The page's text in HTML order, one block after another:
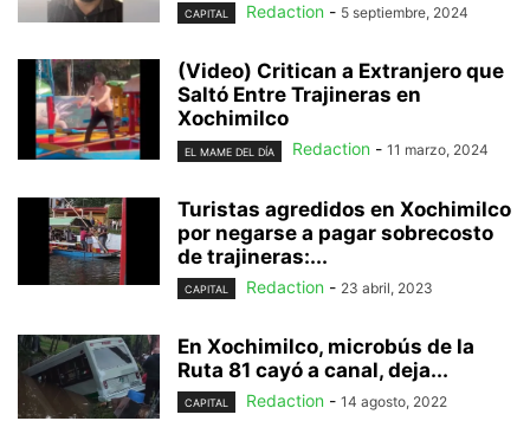
CAPITAL Redaction - 5 septiembre, 2024
(Video) Critican a Extranjero que
Saltó Entre Trajineras en
Xochimilco
EL MAME DEL DÍA Redaction - 11 marzo, 2024
Turistas agredidos en Xochimilco
por negarse a pagar sobrecosto
de trajineras:...
CAPITAL Redaction - 23 abril, 2023
En Xochimilco, microbús de la
Ruta 81 cayó a canal, deja...
CAPITAL Redaction - 14 agosto, 2022